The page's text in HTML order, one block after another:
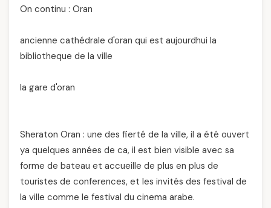
On continu : Oran
ancienne cathédrale d'oran qui est aujourdhui la
bibliotheque de la ville
la gare d'oran
Sheraton Oran : une des fierté de la ville, il a été ouvert
ya quelques années de ca, il est bien visible avec sa
forme de bateau et accueille de plus en plus de
touristes de conferences, et les invités des festival de
la ville comme le festival du cinema arabe.